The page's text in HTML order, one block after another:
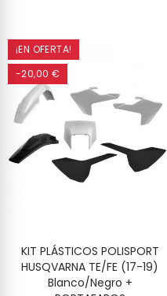
¡EN OFERTA!
-20,00 €
KIT PLÁSTICOS POLISPORT
HUSQVARNA TE/FE (17-19)
Blanco/Negro +